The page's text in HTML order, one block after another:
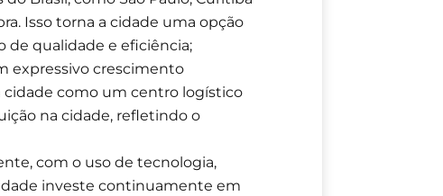
Isso torna a cidade uma opção
de qualidade e eficiência;
expressivo crescimento
cidade como um centro logístico
na cidade, refletindo o
com o uso de tecnologia,
investe continuamente em